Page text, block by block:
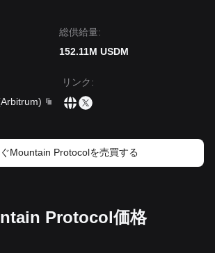
‌総供給量:
152.11M USDM
Arbitrum)
リンク:
Mountain Protocolを売買する
Protocol価格